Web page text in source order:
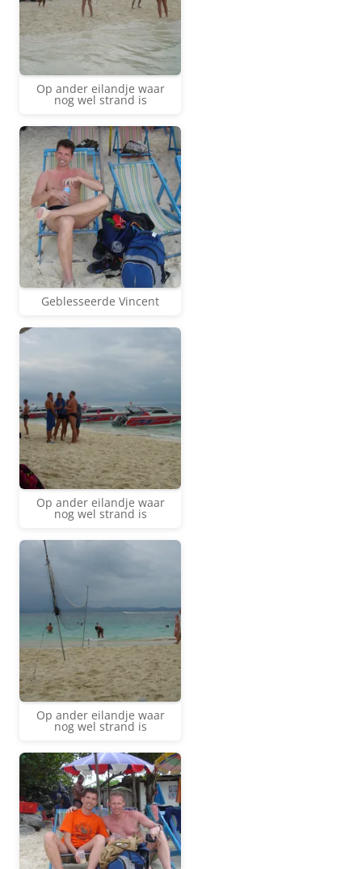
Op ander eilandje waar
nog wel strand is
Geblesseerde Vincent
Op ander eilandje waar
nog wel strand is
Op ander eilandje waar
nog wel strand is